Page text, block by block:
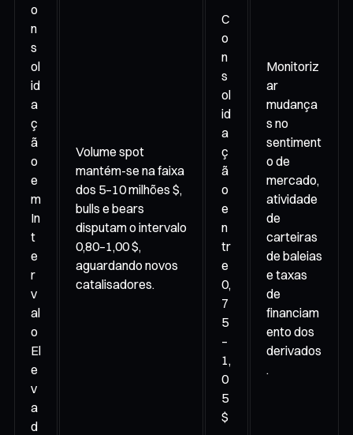
o
n
s
ol
id
a
ç
ã
o
e
m
In
t
e
r
v
al
o
El
e
v
a
d
Volume spot
mantém-se na faixa
dos 5–10 milhões $,
bulls e bears
disputam o intervalo
0,80–1,00 $,
aguardando novos
catalisadores.
C
o
n
s
ol
id
a
ç
ã
o
e
n
tr
e
0,
7
5
–
1,
0
5
$
Monitoriz
ar
mudança
s no
sentiment
o de
mercado,
atividade
de
carteiras
de baleias
e taxas
de
financiam
ento dos
derivados
.